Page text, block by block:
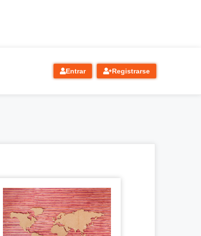
Entrar Registrarse